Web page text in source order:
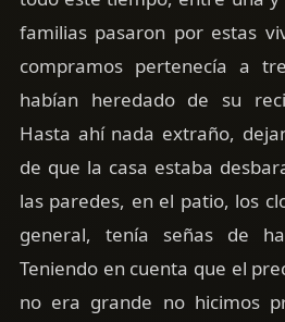
familias pasaron por estas
compramos pertenecía a
habían heredado de su
Hasta ahí nada extraño,
de que la casa estaba
las paredes, en el patio, los
general, tenía señas de
Teniendo en cuenta que el
no era grande no hicimos